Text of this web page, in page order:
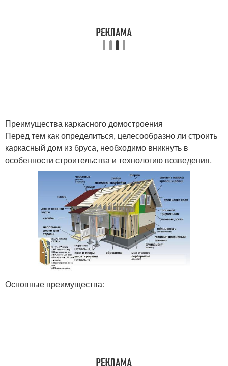
Преимущества каркасного домостроения
Перед тем как определиться, целесообразно ли строить
каркасный дом из бруса, необходимо вникнуть в
особенности строительства и технологию возведения.
Основные преимущества: